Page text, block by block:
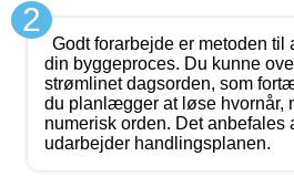
2
Godt forarbejde er metoden til
din byggeproces. Du kunne
strømlinet dagsorden, som
du planlægger at løse hvornår,
numerisk orden. Det anbefales
udarbejder handlingsplanen.